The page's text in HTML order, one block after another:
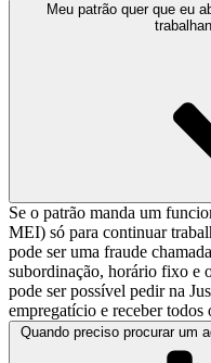
Meu patrão quer que eu
Se o patrão manda um
MEI) só para continuar
pode ser uma fraude
subordinação, horário fixo e
pode ser possível pedir na
empregatício e receber
Quando preciso procurar um